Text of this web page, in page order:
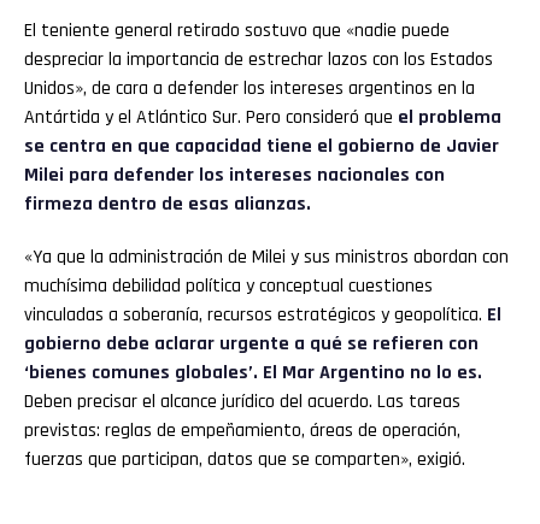
El teniente general retirado sostuvo que «nadie puede
despreciar la importancia de estrechar lazos con los Estados
Unidos», de cara a defender los intereses argentinos en la
Antártida y el Atlántico Sur. Pero consideró que el problema
se centra en que capacidad tiene el gobierno de Javier
Milei para defender los intereses nacionales con
firmeza dentro de esas alianzas.
«Ya que la administración de Milei y sus ministros abordan con
muchísima debilidad política y conceptual cuestiones
vinculadas a soberanía, recursos estratégicos y geopolítica. El
gobierno debe aclarar urgente a qué se refieren con
‘bienes comunes globales’. El Mar Argentino no lo es.
Deben precisar el alcance jurídico del acuerdo. Las tareas
previstas: reglas de empeñamiento, áreas de operación,
fuerzas que participan, datos que se comparten», exigió.